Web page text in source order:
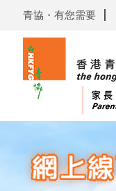
青協・有您需要